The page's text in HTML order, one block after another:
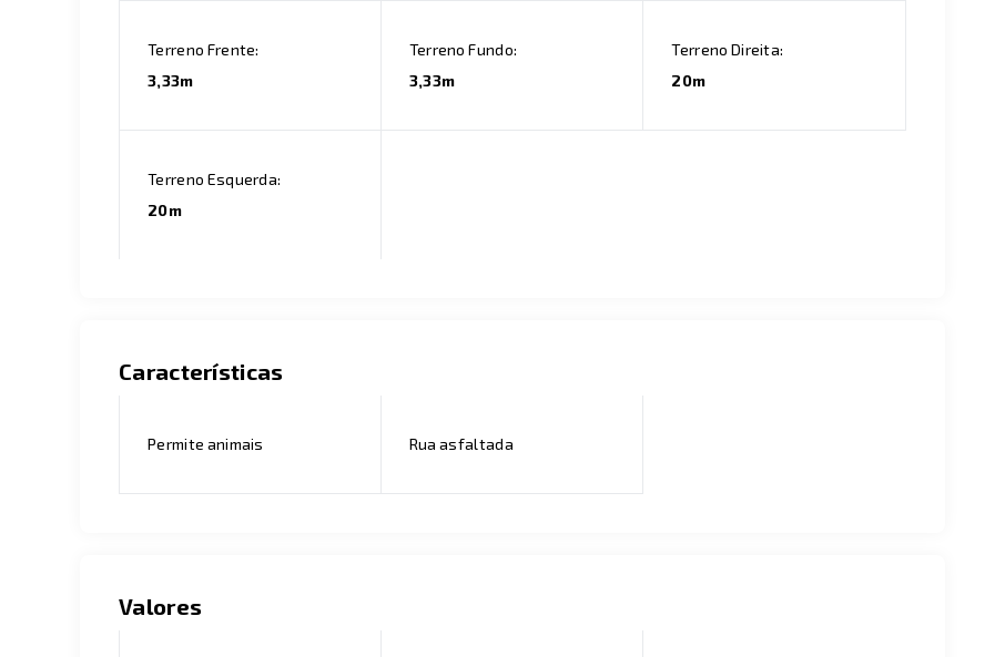
Terreno Frente:
3,33m
Terreno Fundo:
3,33m
Terreno Direita:
20m
Terreno Esquerda:
20m
Características
Permite animais Rua asfaltada
Valores